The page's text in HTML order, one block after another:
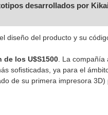
desarrollados por
diseño del producto y su
de los U$S1500 . La
sofisticadas, ya para el
de su primera impresora